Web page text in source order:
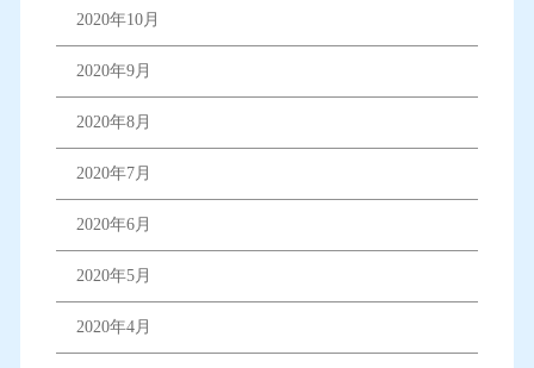
2020年10月
2020年9月
2020年8月
2020年7月
2020年6月
2020年5月
2020年4月